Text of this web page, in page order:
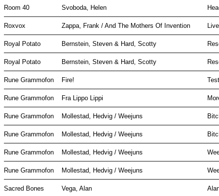
Room 40 Svoboda, Helen
Roxvox Zappa, Frank / And The Mothers Of Invention
Royal Potato Bernstein, Steven & Hard, Scotty
Royal Potato Bernstein, Steven & Hard, Scotty
Rune Grammofon Fire!
Rune Grammofon Fra Lippo Lippi
Rune Grammofon Mollestad, Hedvig / Weejuns
Rune Grammofon Mollestad, Hedvig / Weejuns
Rune Grammofon Mollestad, Hedvig / Weejuns
Rune Grammofon Mollestad, Hedvig / Weejuns
Sacred Bones Vega, Alan